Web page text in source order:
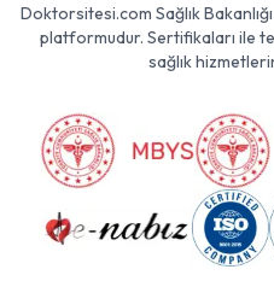
Doktorsitesi.com Sağlık
platformudur. Sertifikaları ile
sağlık